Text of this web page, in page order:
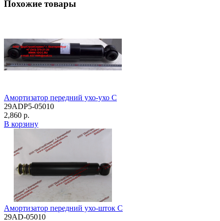
Похожие товары
Амортизатор передний ухо-ухо C
29ADP5-05010
2,860 р.
В корзину
Амортизатор передний ухо-шток C
29AD-05010